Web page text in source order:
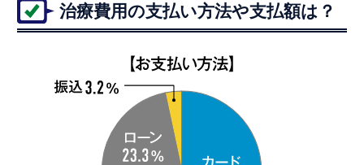
治療費用の支払い方法や支払額は？